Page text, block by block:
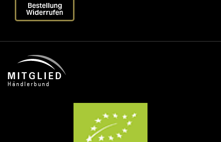
Bestellung
Widerrufen